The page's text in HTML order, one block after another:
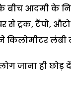
के बीच आदमी के
से ट्रक, टैंपो,
किलोमीटर लंबी
जाना ही छोड़